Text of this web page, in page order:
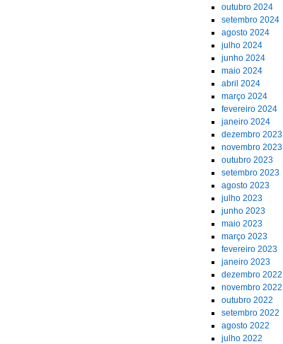
outubro 2024
setembro 2024
agosto 2024
julho 2024
junho 2024
maio 2024
abril 2024
março 2024
fevereiro 2024
janeiro 2024
dezembro 2023
novembro 2023
outubro 2023
setembro 2023
agosto 2023
julho 2023
junho 2023
maio 2023
março 2023
fevereiro 2023
janeiro 2023
dezembro 2022
novembro 2022
outubro 2022
setembro 2022
agosto 2022
julho 2022